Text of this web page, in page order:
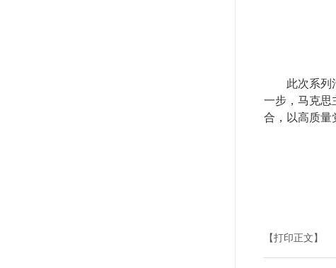
此次系列
一步，马克思
合，以高质量
【打印正文】